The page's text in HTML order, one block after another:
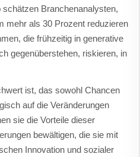
Branchenanalysten,
mehr als 30 Prozent reduzieren
die frühzeitig in generative
gegenüberstehen, riskieren, in
ist, das sowohl Chancen
auf die Veränderungen
sie die Vorteile dieser
bewältigen, die sie mit
Innovation und sozialer